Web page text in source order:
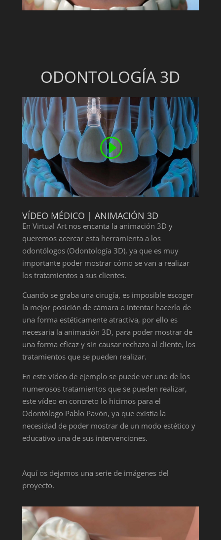
ODONTOLOGÍA 3D
VÍDEO MÉDICO | ANIMACIÓN 3D
En Virtual Art nos encanta la animación 3D y
queremos acercar esta herramienta a los
odontólogos (Odontología 3D), ya que es muy
importante poder mostrar cómo se van a realizar
los tratamientos a sus clientes.
Cuando se graba una cirugía, es imposible escoger
la mejor posición de cámara o intentar hacerlo de
una forma estéticamente atractiva, por ello es
necesaria la animación 3D, para poder mostrar de
una forma eficaz y sin causar rechazo al cliente, los
tratamientos que se pueden realizar.
En este vídeo de ejemplo se puede ver uno de los
numerosos tratamientos que se pueden realizar,
este vídeo en concreto lo hicimos para el
Odontólogo Pablo Pavón, ya que existía la
necesidad de poder mostrar de un modo estético y
educativo una de sus intervenciones.
Aquí os dejamos una serie de imágenes del
proyecto.